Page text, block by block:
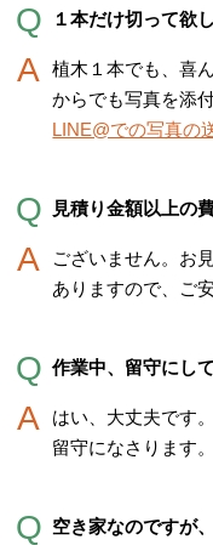
１本だけ切って欲
植木１本でも、喜
からでも写真を添
LINE@での写真の
見積り金額以上の
ございません。お
ありますので、ご
作業中、留守にし
はい、大丈夫です
留守になさります。
空き家なのですが